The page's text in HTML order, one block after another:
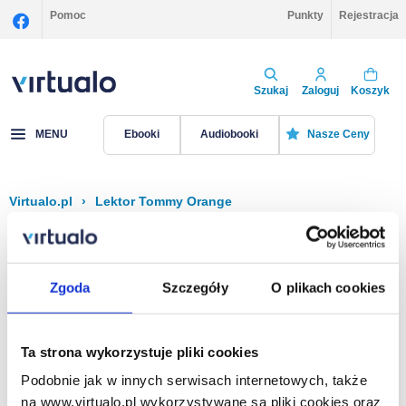
Zgoda Szczegóły O plikach cookies
Ta strona wykorzystuje pliki cookies
Podobnie jak w innych serwisach internetowych, także
na www.virtualo.pl wykorzystywane są pliki cookies oraz
Pomoc Punkty Rejestracja
Szukaj Zaloguj Koszyk
MENU Ebooki Audiobooki Nasze Ceny
Virtualo.pl › Lektor Tommy Orange
Filtruj Sortuj
Na stronie